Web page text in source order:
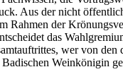
Aus der nicht
Rahmen der
das
wer von den
Weinkönigin